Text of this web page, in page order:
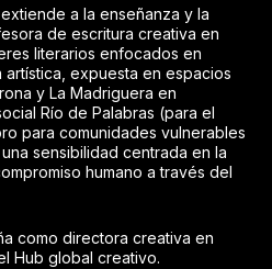
a la enseñanza y la
de escritura creativa en
literarios enfocados en
expuesta en espacios
y La Madriguera en
Río de Palabras (para el
para comunidades vulnerables
sensibilidad centrada en la
humano a través del
como directora creativa en
Hub global creativo.